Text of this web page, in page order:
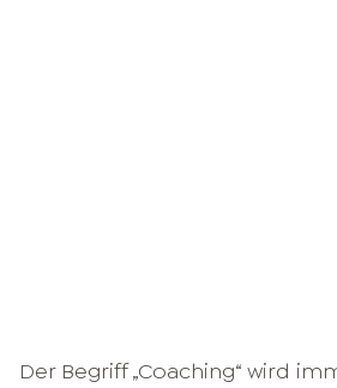
Der Begriff „Coaching“ wird